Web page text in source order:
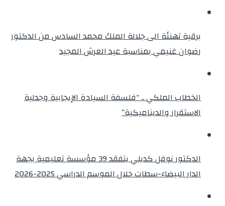
برقية تهنئة الى جلالة الملك محمد السادس من الدكتور
رضوان غنيمي بمناسبة عيد العرش المجيد
الخطاب الملكي .. “فلسفة السيادة الإيجابية وجدلية
الاستقرار والديناميكية”
الدكتور نوفل كديلي يتفقد 39 مؤسسة تعليمية بجهة
الدار البيضاء-سطات خلال الموسم الدراسي 2025-2026